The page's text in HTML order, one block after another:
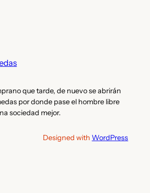
que tarde, de nuevo se abrirán
por donde pase el hombre libre
sociedad mejor.
Designed with WordPress